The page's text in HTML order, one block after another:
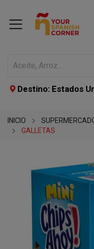
Destino: Estados
INICIO
GALLETAS